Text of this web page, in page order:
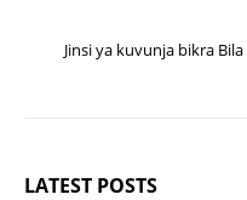
Jinsi ya kuvunja bikra
LATEST POSTS